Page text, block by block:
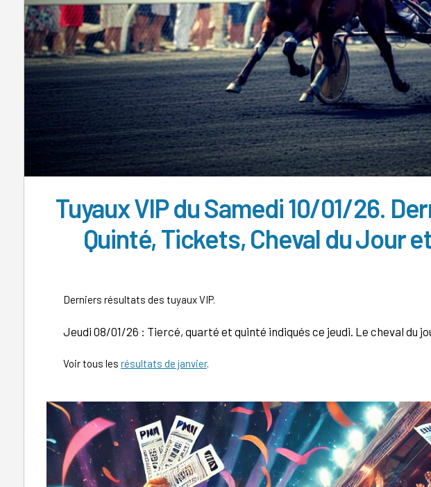
Tuyaux VIP du Samedi 10/01/26.
Quinté, Tickets, Cheval du Jour
Derniers résultats des tuyaux VIP.
Jeudi 08/01/26 : Tiercé, quarté et quinté indiqués ce jeudi. Le cheval du
Voir tous les résultats de janvier.